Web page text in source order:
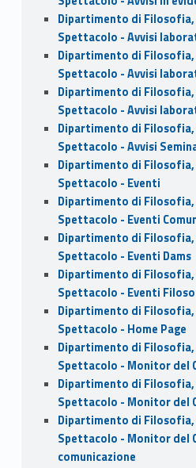
Dipartimento di Filosofia,
Spettacolo - Avvisi
Dipartimento di Filosofia,
Spettacolo - Avvisi
Dipartimento di Filosofia,
Spettacolo - Avvisi
Dipartimento di Filosofia,
Spettacolo - Avvisi
Dipartimento di Filosofia,
Spettacolo - Eventi
Dipartimento di Filosofia,
Spettacolo - Eventi
Dipartimento di Filosofia,
Spettacolo - Eventi Dams
Dipartimento di Filosofia,
Spettacolo - Eventi
Dipartimento di Filosofia,
Spettacolo - Home Page
Dipartimento di Filosofia,
Spettacolo - Monitor del
Dipartimento di Filosofia,
Spettacolo - Monitor del
Dipartimento di Filosofia,
Spettacolo - Monitor del
comunicazione